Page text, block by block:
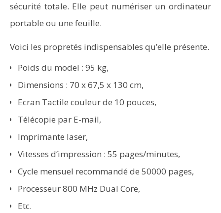
sécurité totale. Elle peut numériser un ordinateur
portable ou une feuille.
Voici les propretés indispensables qu’elle présente.
Poids du model : 95 kg,
Dimensions : 70 x 67,5 x 130 cm,
Ecran Tactile couleur de 10 pouces,
Télécopie par E-mail,
Imprimante laser,
Vitesses d’impression : 55 pages/minutes,
Cycle mensuel recommandé de 50000 pages,
Processeur 800 MHz Dual Core,
Etc.